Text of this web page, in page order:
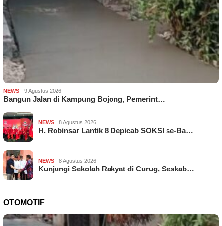
NEWS 9 Agustus 2026
Bangun Jalan di Kampung Bojong, Pemerint…
NEWS 8 Agustus 2026
H. Robinsar Lantik 8 Depicab SOKSI se-Ba…
NEWS 8 Agustus 2026
Kunjungi Sekolah Rakyat di Curug, Seskab…
OTOMOTIF